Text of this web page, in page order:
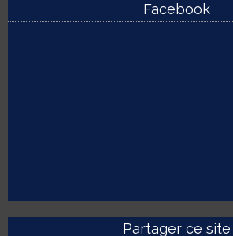
Facebook
Partager ce site